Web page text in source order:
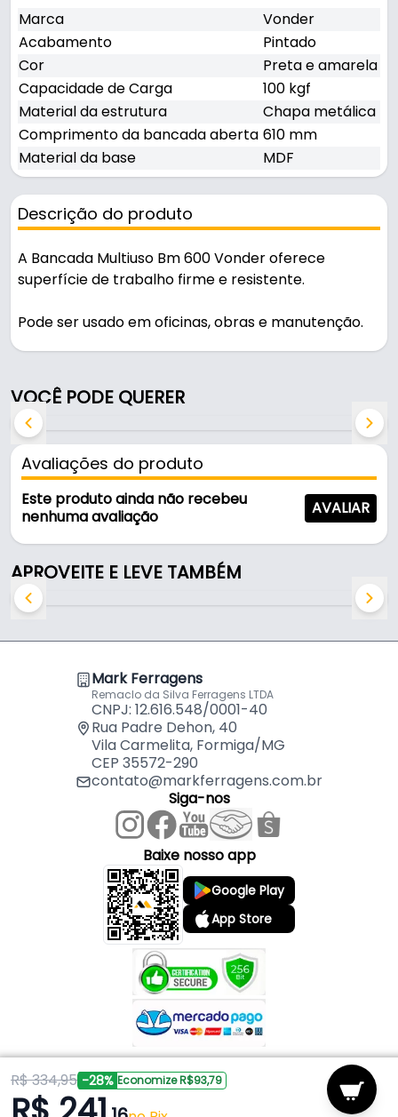
R$ 334,95 -28% Economize R$93,79
Marca
Vonder
Acabamento
Pintado
Cor
Preta e amarela
Capacidade de Carga
100 kgf
Material da estrutura
Chapa metálica
Comprimento da bancada aberta 610 mm
Material da base
MDF
Descrição do produto
A Bancada Multiuso Bm 600 Vonder oferece
superfície de trabalho firme e resistente.
Pode ser usado em oficinas, obras e manutenção.
e amarela, é resistente e durável no uso diário.
Suporta 100 kgf.
Características:
- Marca: Vonder
- Acabamento: Pintado
- Cor: Preta e amarela
- Material da estrutura: Chapa metálica
- Comprimento da bancada aberta: 610 mm
- Material da base: MDF
VOCÊ PODE QUERER
Avaliações do produto
Este produto ainda não recebeu
nenhuma avaliação
AVALIAR
APROVEITE E LEVE TAMBÉM
Mark Ferragens
Remaclo da Silva Ferragens LTDA
CNPJ: 12.616.548/0001-40
Rua Padre Dehon, 40
Vila Carmelita, Formiga/MG
CEP 35572-290
contato@markferragens.com.br
Siga-nos
Baixe nosso app
Google Play
App Store
Copyright © 2026 Mark Ferragens. Todos os direitos reservados.